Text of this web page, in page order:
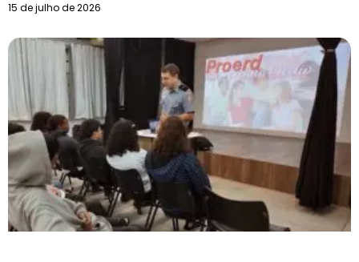
15 de julho de 2026